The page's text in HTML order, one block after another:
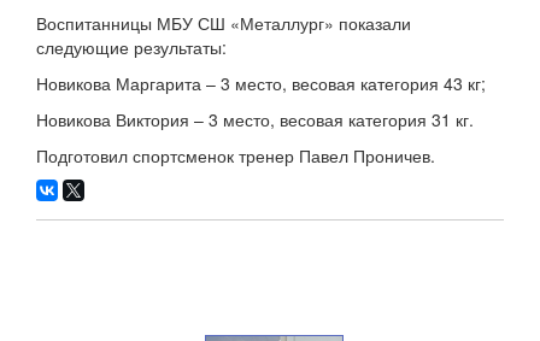
Воспитанницы МБУ СШ «Металлург» показали
следующие результаты:
Новикова Маргарита – 3 место, весовая категория 43 кг;
Новикова Виктория – 3 место, весовая категория 31 кг.
Подготовил спортсменок тренер Павел Проничев.